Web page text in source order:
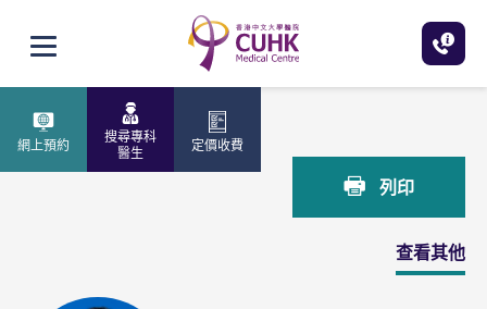
打開選單
網上預約
搜尋專科
醫生
定價收費
主頁 敖章鐘醫生
列印
查看其他